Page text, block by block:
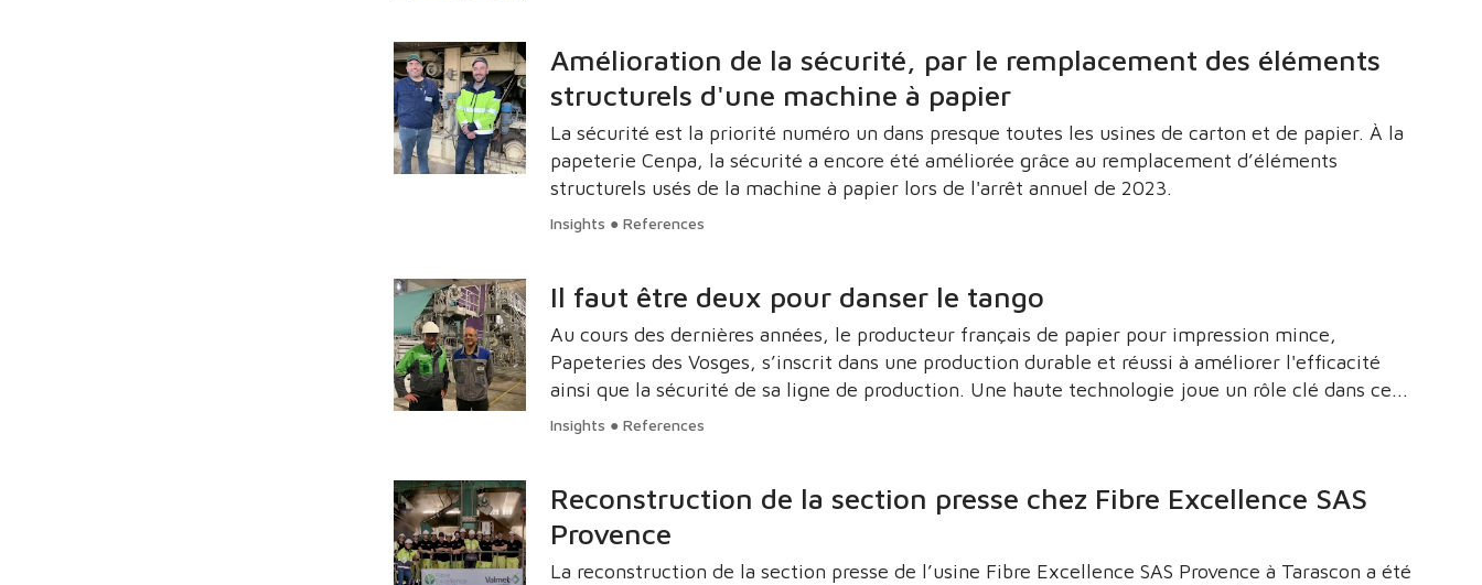
Amélioration de la sécurité, par le remplacement des éléments
structurels d'une machine à papier
La sécurité est la priorité numéro un dans presque toutes les usines de carton et de papier. À la
papeterie Cenpa, la sécurité a encore été améliorée grâce au remplacement d’éléments
structurels usés de la machine à papier lors de l'arrêt annuel de 2023.
Insights ● References
Il faut être deux pour danser le tango
Au cours des dernières années, le producteur français de papier pour impression mince,
Papeteries des Vosges, s’inscrit dans une production durable et réussi à améliorer l'efficacité
ainsi que la sécurité de sa ligne de production. Une haute technologie joue un rôle clé dans ce
succès, mais la différence s’inscrit réellement grâce à la coopération entre Papeteries des
Insights ● References
Reconstruction de la section presse chez Fibre Excellence SAS
Provence
La reconstruction de la section presse de l’usine Fibre Excellence SAS Provence à Tarascon a été